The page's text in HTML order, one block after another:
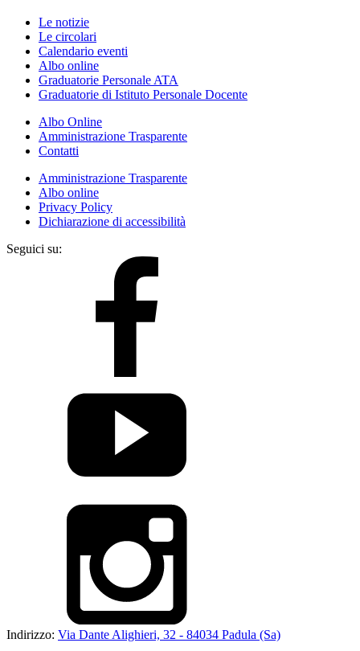
Le notizie
Le circolari
Calendario eventi
Albo online
Graduatorie Personale ATA
Graduatorie di Istituto Personale Docente
Albo Online
Amministrazione Trasparente
Contatti
Amministrazione Trasparente
Albo online
Privacy Policy
Dichiarazione di accessibilità
Seguici su:
Indirizzo: Via Dante Alighieri, 32 - 84034 Padula (Sa)